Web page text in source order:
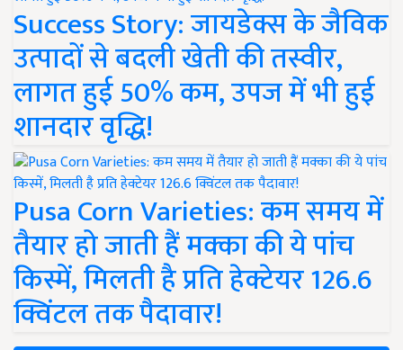
Success Story: जायडेक्स के जैविक
उत्पादों से बदली खेती की तस्वीर,
लागत हुई 50% कम, उपज में भी हुई
शानदार वृद्धि!
Pusa Corn Varieties: कम समय में
तैयार हो जाती हैं मक्का की ये पांच
किस्में, मिलती है प्रति हेक्टेयर 126.6
क्विंटल तक पैदावार!